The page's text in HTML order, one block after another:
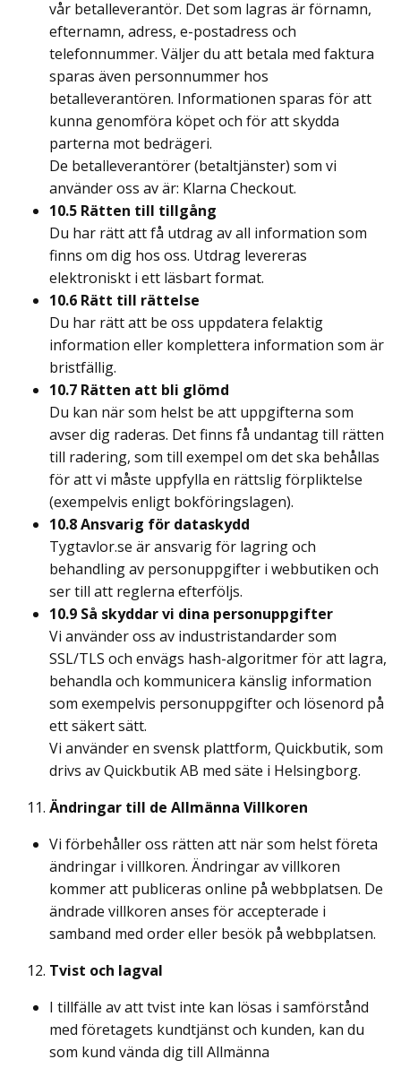
vår betalleverantör. Det som lagras är förnamn,
efternamn, adress, e-postadress och
telefonnummer. Väljer du att betala med faktura
sparas även personnummer hos
betalleverantören. Informationen sparas för att
kunna genomföra köpet och för att skydda
parterna mot bedrägeri.
De betalleverantörer (betaltjänster) som vi
använder oss av är: Klarna Checkout.
10.5 Rätten till tillgång
Du har rätt att få utdrag av all information som
finns om dig hos oss. Utdrag levereras
elektroniskt i ett läsbart format.
10.6 Rätt till rättelse
Du har rätt att be oss uppdatera felaktig
information eller komplettera information som är
bristfällig.
10.7 Rätten att bli glömd
Du kan när som helst be att uppgifterna som
avser dig raderas. Det finns få undantag till rätten
till radering, som till exempel om det ska behållas
för att vi måste uppfylla en rättslig förpliktelse
(exempelvis enligt bokföringslagen).
10.8 Ansvarig för dataskydd
Tygtavlor.se är ansvarig för lagring och
behandling av personuppgifter i webbutiken och
ser till att reglerna efterföljs.
10.9 Så skyddar vi dina personuppgifter
Vi använder oss av industristandarder som
SSL/TLS och envägs hash-algoritmer för att lagra,
behandla och kommunicera känslig information
som exempelvis personuppgifter och lösenord på
ett säkert sätt.
Vi använder en svensk plattform, Quickbutik, som
drivs av Quickbutik AB med säte i Helsingborg.
Ändringar till de Allmänna Villkoren
Vi förbehåller oss rätten att när som helst företa
ändringar i villkoren. Ändringar av villkoren
kommer att publiceras online på webbplatsen. De
ändrade villkoren anses för accepterade i
samband med order eller besök på webbplatsen.
Tvist och lagval
I tillfälle av att tvist inte kan lösas i samförstånd
med företagets kundtjänst och kunden, kan du
som kund vända dig till Allmänna